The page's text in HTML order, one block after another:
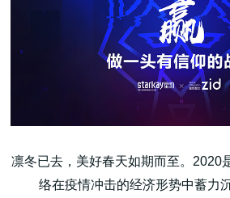
潮玩技术解决方案
头部潮玩盲盒/谷子卡牌/二次元
一番赏/魔力赏/福袋抽赏/宝箱
凛冬已去，美好春天如期而至。2020
络在疫情冲击的经济形势中蓄力